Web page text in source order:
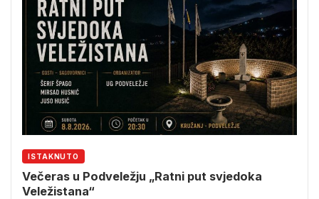
ISTAKNUTO
Večeras u Podveležju „Ratni put svjedoka
Veležistana“